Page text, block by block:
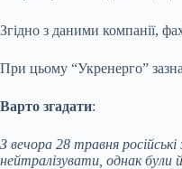
Згідно з даними компанії,
При цьому “Укренерго”
Варто згадати:
З вечора 28 травня
нейтралізувати, однак були